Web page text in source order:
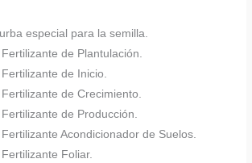
especial para la semilla.
de Plantulación.
de Inicio.
de Crecimiento.
de Producción.
Acondicionador de Suelos.
Foliar.